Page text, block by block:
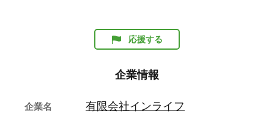
応援する
企業情報
企業名 有限会社インライフ